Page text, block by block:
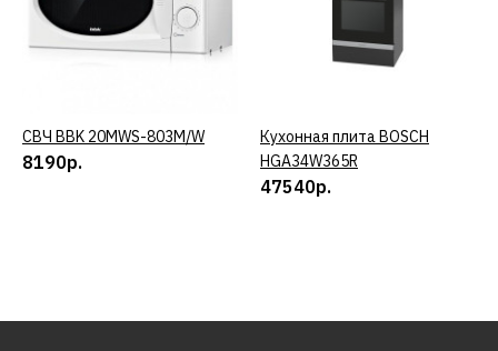
КУПИТЬ
СВЧ BBK 20MWS-803M/W
8190р.
КУПИТЬ
Кухонная плита BOSCH
HGA34W365R
47540р.